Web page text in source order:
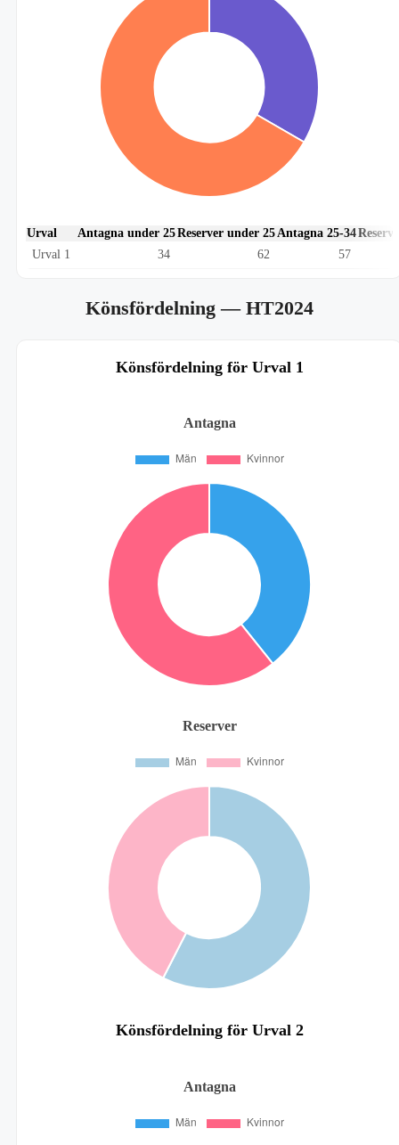
Urval Antagna under 25Reserver under 25 Antagna 25-34
Urval 1
34 62 57
Könsfördelning— HT2024
Könsfördelning för Urval 1
Antagna
Reserver
Könsfördelning för Urval 2
Antagna